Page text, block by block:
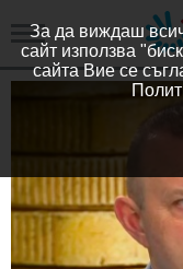
За да виждаш
сайт използва
сайта Вие се